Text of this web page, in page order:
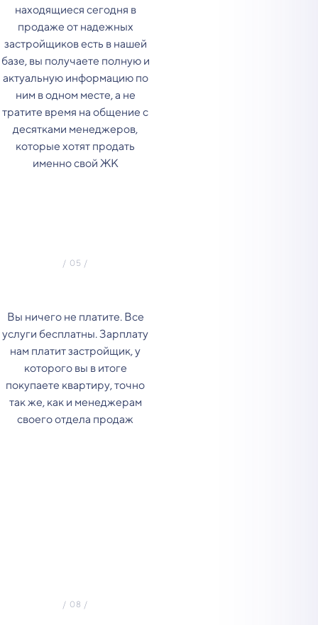
находящиеся сегодня в
продаже от надежных
застройщиков есть в нашей
базе, вы получаете полную и
актуальную информацию по
ним в одном месте, а не
тратите время на общение с
десятками менеджеров,
которые хотят продать
именно свой ЖК
Вы ничего не платите. Все
услуги бесплатны. Зарплату
нам платит застройщик, у
которого вы в итоге
покупаете квартиру, точно
так же, как и менеджерам
своего отдела продаж